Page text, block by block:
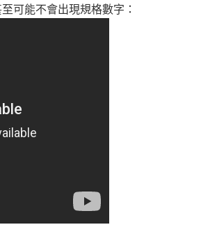
可能不會出現規格數字：